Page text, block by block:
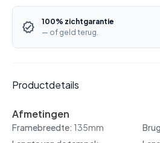
100% zichtgarantie
— of geld terug.
Productdetails
Afmetingen
Framebreedte: 135mm